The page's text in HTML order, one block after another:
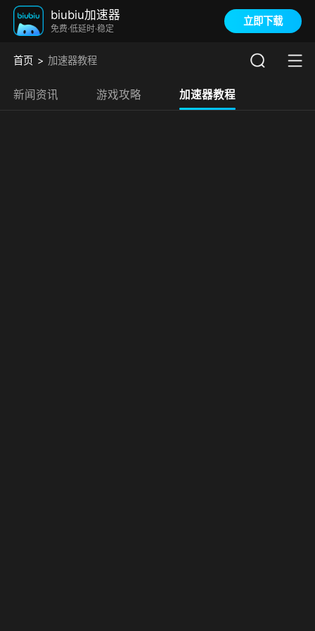
biubiu加速器
免费·低延时·稳定
立即下载
首页 加速器教程
新闻资讯 游戏攻略 加速器教程